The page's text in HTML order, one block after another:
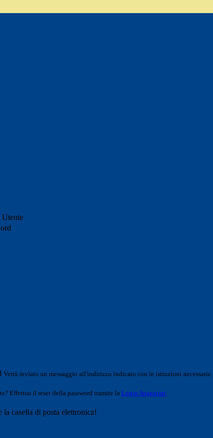
Utente
Verrà inviato un messaggio all'indirizzo indicato con le istruzioni necessarie.
Effettua il reset della password tramite la Login Spaggiari
casella di posta elettronica!